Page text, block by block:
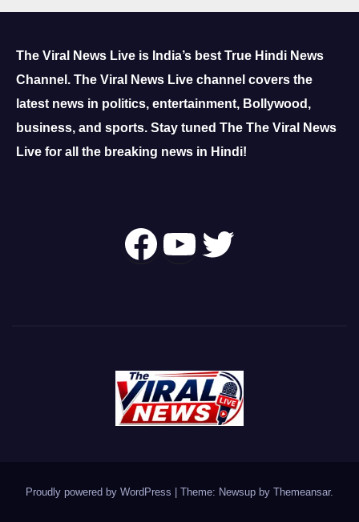
The Viral News Live is India’s best True Hindi News
Channel. The Viral News Live channel covers the
latest news in politics, entertainment, Bollywood,
business, and sports. Stay tuned The The Viral News
Live for all the breaking news in Hindi!
Follow Us OnYouTube
Twitter
Proudly powered by WordPress Theme: Newsup by Themeansar.